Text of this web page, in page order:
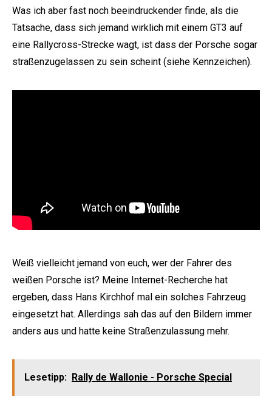
Was ich aber fast noch beeindruckender finde, als die
Tatsache, dass sich jemand wirklich mit einem GT3 auf
eine Rallycross-Strecke wagt, ist dass der Porsche sogar
straßenzugelassen zu sein scheint (siehe Kennzeichen).
Weiß vielleicht jemand von euch, wer der Fahrer des
weißen Porsche ist? Meine Internet-Recherche hat
ergeben, dass Hans Kirchhof mal ein solches Fahrzeug
eingesetzt hat. Allerdings sah das auf den Bildern immer
anders aus und hatte keine Straßenzulassung mehr.
Lesetipp: Rally de Wallonie - Porsche Special